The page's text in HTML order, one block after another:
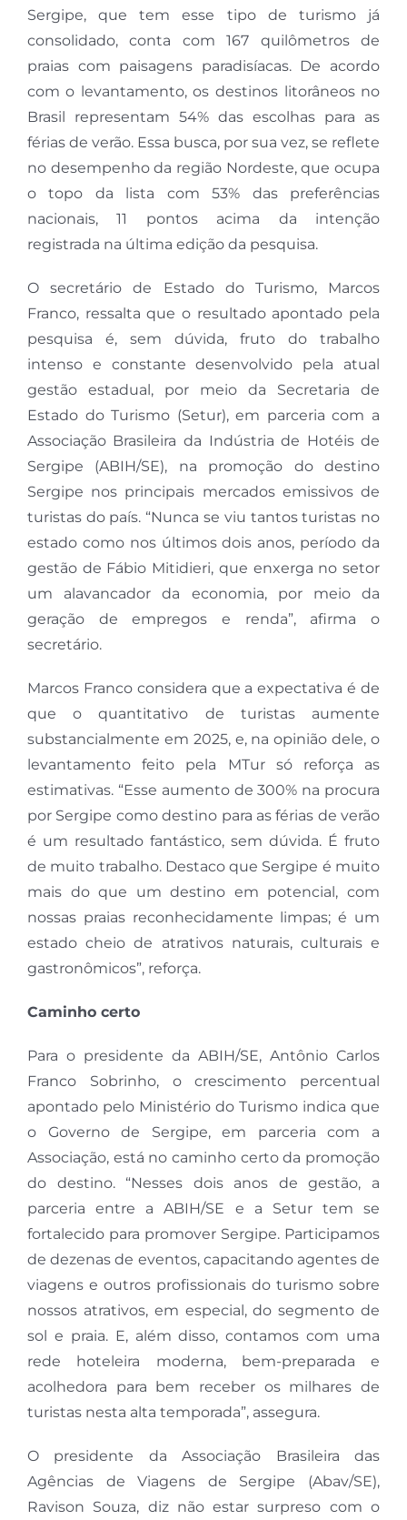
Sergipe, que tem esse tipo de turismo já
consolidado, conta com 167 quilômetros de
praias com paisagens paradisíacas. De acordo
com o levantamento, os destinos litorâneos no
Brasil representam 54% das escolhas para as
férias de verão. Essa busca, por sua vez, se reflete
no desempenho da região Nordeste, que ocupa
o topo da lista com 53% das preferências
nacionais, 11 pontos acima da intenção
registrada na última edição da pesquisa.
O secretário de Estado do Turismo, Marcos
Franco, ressalta que o resultado apontado pela
pesquisa é, sem dúvida, fruto do trabalho
intenso e constante desenvolvido pela atual
gestão estadual, por meio da Secretaria de
Estado do Turismo (Setur), em parceria com a
Associação Brasileira da Indústria de Hotéis de
Sergipe (ABIH/SE), na promoção do destino
Sergipe nos principais mercados emissivos de
turistas do país. “Nunca se viu tantos turistas no
estado como nos últimos dois anos, período da
gestão de Fábio Mitidieri, que enxerga no setor
um alavancador da economia, por meio da
geração de empregos e renda”, afirma o
secretário.
Marcos Franco considera que a expectativa é de
que o quantitativo de turistas aumente
substancialmente em 2025, e, na opinião dele, o
levantamento feito pela MTur só reforça as
estimativas. “Esse aumento de 300% na procura
por Sergipe como destino para as férias de verão
é um resultado fantástico, sem dúvida. É fruto
de muito trabalho. Destaco que Sergipe é muito
mais do que um destino em potencial, com
nossas praias reconhecidamente limpas; é um
estado cheio de atrativos naturais, culturais e
gastronômicos”, reforça.
Caminho certo
Para o presidente da ABIH/SE, Antônio Carlos
Franco Sobrinho, o crescimento percentual
apontado pelo Ministério do Turismo indica que
o Governo de Sergipe, em parceria com a
Associação, está no caminho certo da promoção
do destino. “Nesses dois anos de gestão, a
parceria entre a ABIH/SE e a Setur tem se
fortalecido para promover Sergipe. Participamos
de dezenas de eventos, capacitando agentes de
viagens e outros profissionais do turismo sobre
nossos atrativos, em especial, do segmento de
sol e praia. E, além disso, contamos com uma
rede hoteleira moderna, bem-preparada e
acolhedora para bem receber os milhares de
turistas nesta alta temporada”, assegura.
O presidente da Associação Brasileira das
Agências de Viagens de Sergipe (Abav/SE),
Ravison Souza, diz não estar surpreso com o